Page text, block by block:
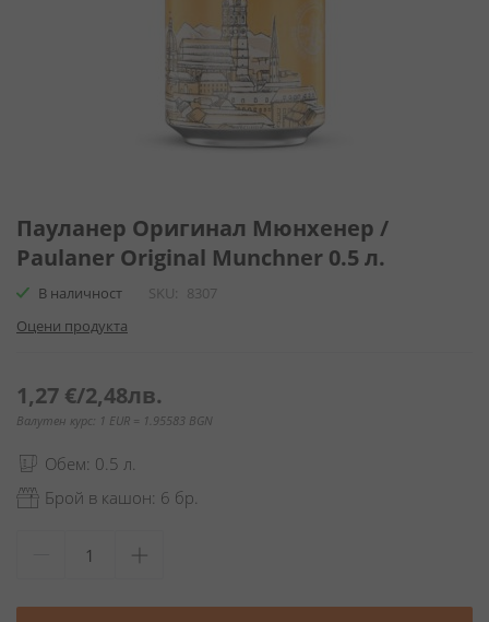
към
началото
на
галерия
снимки
Пауланер Оригинал Мюнхенер /
Paulaner Original Munchner 0.5 л.
В наличност SKU
8307
Оцени продукта
1,27 €/2,48лв.
Валутен курс: 1 EUR = 1.95583 BGN
Обем: 0.5 л.
Брой в кашон: 6 бр.